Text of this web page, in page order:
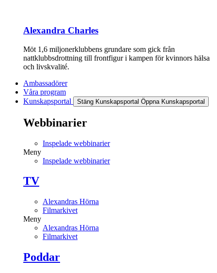
Alexandra Charles
Möt 1,6 miljonerklubbens grundare som gick från
nattklubbsdrottning till frontfigur i kampen för kvinnors hälsa
och livskvalité.
Ambassadörer
Våra program
Kunskapsportal
Stäng Kunskapsportal Öppna Kunskapsportal
Webbinarier
Inspelade webbinarier
Meny
Inspelade webbinarier
TV
Alexandras Hörna
Filmarkivet
Meny
Alexandras Hörna
Filmarkivet
Poddar